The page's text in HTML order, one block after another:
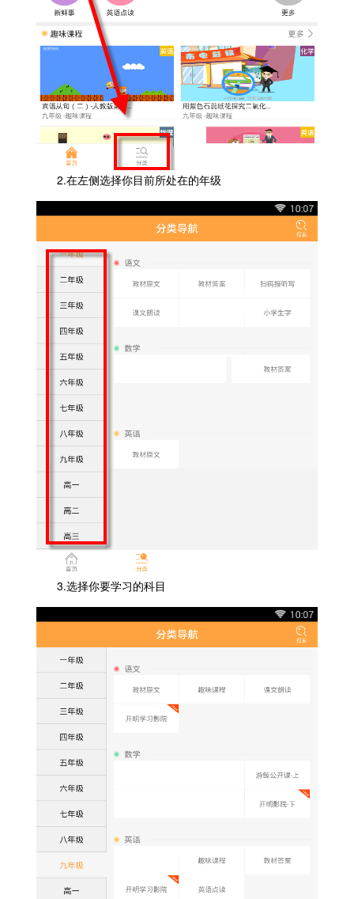
2.在左侧选择你目前所处在的年级
3.选择你要学习的科目